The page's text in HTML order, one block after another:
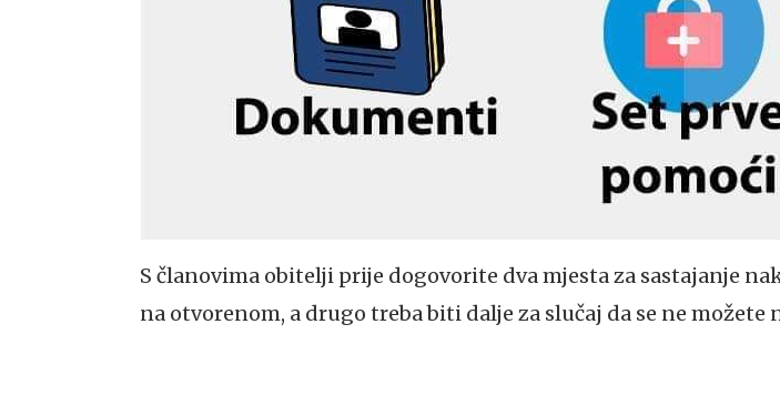
S članovima obitelji prije dogovorite dva mjesta za sastajanje
na otvorenom, a drugo treba biti dalje za slučaj da se ne možete